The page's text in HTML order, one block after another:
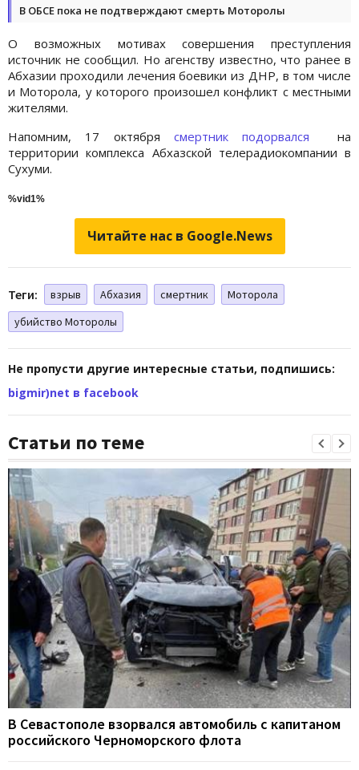
В ОБСЕ пока не подтверждают смерть Моторолы
О возможных мотивах совершения преступления
источник не сообщил. Но агенству известно, что ранее в
Абхазии проходили лечения боевики из ДНР, в том числе
и Моторола, у которого произошел конфликт с местными
жителями.
Напомним, 17 октября смертник подорвался на
территории комплекса Абхазской телерадиокомпании в
Сухуми.
%vid1%
Читайте нас в Google.News
Теги: взрыв Абхазия смертник
Моторола
убийство Моторолы
Не пропусти другие интересные статьи, подпишись:
bigmir)net в facebook
Статьи по теме
В Севастополе взорвался автомобиль с капитаном
российского Черноморского флота